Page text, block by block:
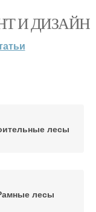
И ДИЗАЙН
лесы
лесы